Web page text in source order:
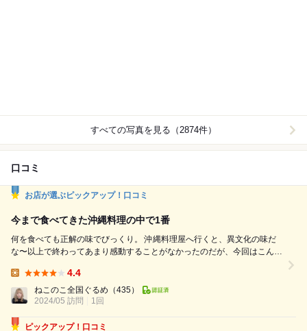
すべての写真を見る（2874件）
口コミ
お店が選ぶピックアップ！口コミ
今まで食べてきた沖縄料理の中で1番
何を食べても正解の味でびっくり。 沖縄料理屋へ行くと、異文化の味だ
な〜以上で終わってあまり感動することがなかったのだが、今回はこんな
られた。 お通しがジーマミー豆腐。 濃厚な味わいで食事を動かす。掴み
OK！ 塩味がかった島ラッキョウもひと粒食べると箸が止まらない。無限
に食べられそう…！ 沖縄では締めにステーキを食べ...
4.4
ねこのこ全国ぐるめ （435）
2024/05 訪問
1回
ピックアップ！口コミ